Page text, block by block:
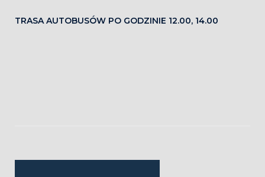
TRASA AUTOBUSÓW PO GODZINIE 12.00, 14.00